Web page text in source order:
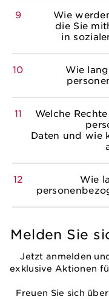
9
Wie
die Sie
in
10
Wie
11
Welche
Daten und wie
12
Wie
Melden Sie
Jetzt anmelden
exklusive Aktionen
Freuen Sie sich